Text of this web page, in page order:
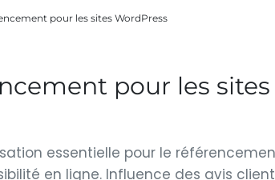
pour les sites WordPress
pour les sites
essentielle pour le
en ligne. Influence des avis